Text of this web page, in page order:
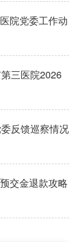
院党委工作动
三医院2026
反馈巡察情况
交金退款攻略